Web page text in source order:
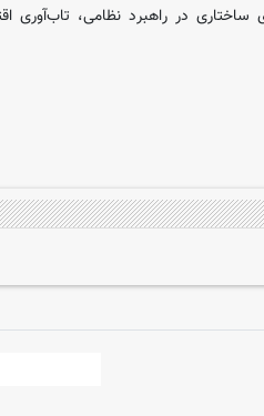
در راهبرد نظامی، تاب‌آوری